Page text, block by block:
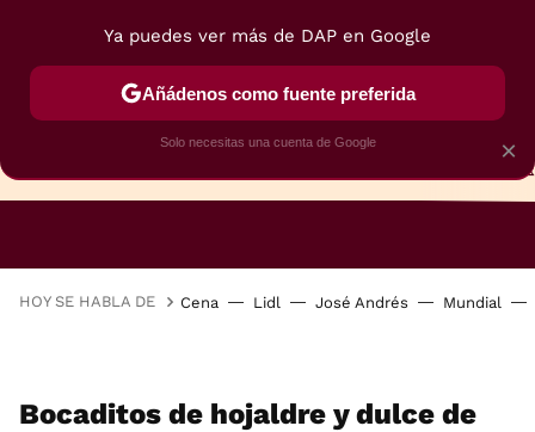
HOY SE HABLA DE Cena Lidl José Andrés Mundial
Bocaditos de hojaldre y dulce de
×
Ya puedes ver más de DAP en Google
Añádenos como fuente preferida
Solo necesitas una cuenta de Google